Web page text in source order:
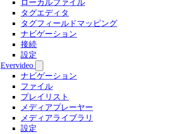
ローカルファイル
タグエディタ
タグフィールドマッピング
ナビゲーション
接続
設定
Evervideo
ナビゲーション
ファイル
プレイリスト
メディアプレーヤー
メディアライブラリ
設定